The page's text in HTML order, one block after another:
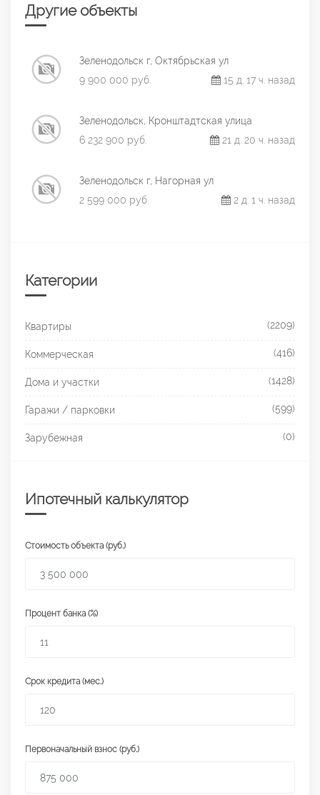
Другие объекты
Зеленодольск г, Октябрьская ул
9 900 000 руб.
15 д. 17 ч. назад
Зеленодольск, Кронштадтская улица
6 232 900 руб.
21 д. 20 ч. назад
Зеленодольск г, Нагорная ул
2 599 000 руб.
2 д. 1 ч. назад
Категории
Квартиры (2209)
Коммерческая (416)
Дома и участки (1428)
Гаражи / парковки (599)
Зарубежная (0)
Ипотечный калькулятор
Стоимость объекта (руб.)
Процент банка (%)
Срок кредита (мес.)
Первоначальный взнос (руб.)